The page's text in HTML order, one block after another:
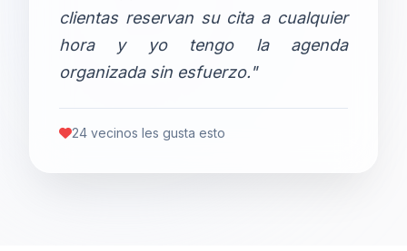
clientas reservan su cita a cualquier
hora y yo tengo la agenda
organizada sin esfuerzo."
24 vecinos les gusta esto